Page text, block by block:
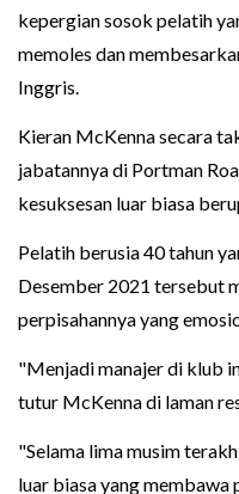
kepergian sosok pelatih
memoles dan
Inggris.
Kieran McKenna secara
jabatannya di Portman
kesuksesan luar biasa
Pelatih berusia 40 tahun
Desember 2021 tersebut
perpisahannya yang
"Menjadi manajer di klub
tutur McKenna di laman
"Selama lima musim
luar biasa yang